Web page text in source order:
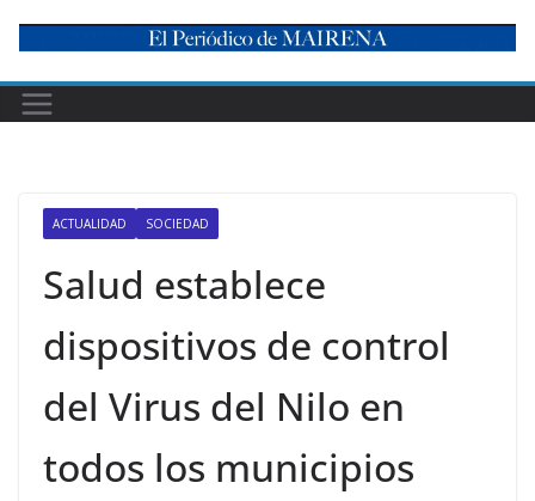
content
ACTUALIDAD SOCIEDAD
Salud establece
dispositivos de control
del Virus del Nilo en
todos los municipios